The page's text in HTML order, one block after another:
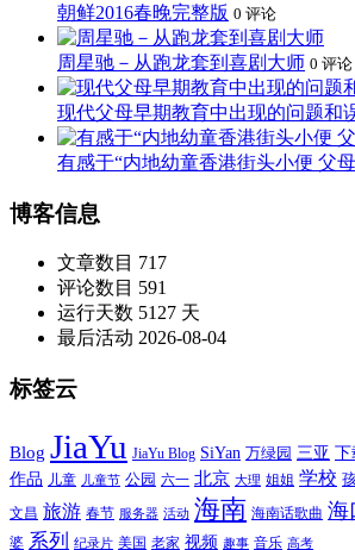
朝鲜2016春晚完整版 0 评论
周星驰－从跑龙套到喜剧大师 0 评论
现代父母早期教育中出现的问题和
有感于“内地幼童香港街头小便 父
博客信息
文章数目 717
评论数目 591
运行天数 5127 天
最后活动 2026-08-04
标签云
Blog JiaYu JiaYu Blog SiYan 万绿园 三亚 下
作品 儿童 儿童节 公园 六一 北京 大理 姐姐 学校
文昌 旅游 春节 服务器 活动 海南 海南话歌曲 海
婆 系列 纪录片 美国 老家 视频 趣事 音乐 高考